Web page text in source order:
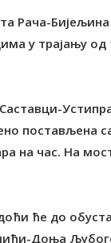
Рача-
у трајању
постављена
на час. На
ће до
Доња